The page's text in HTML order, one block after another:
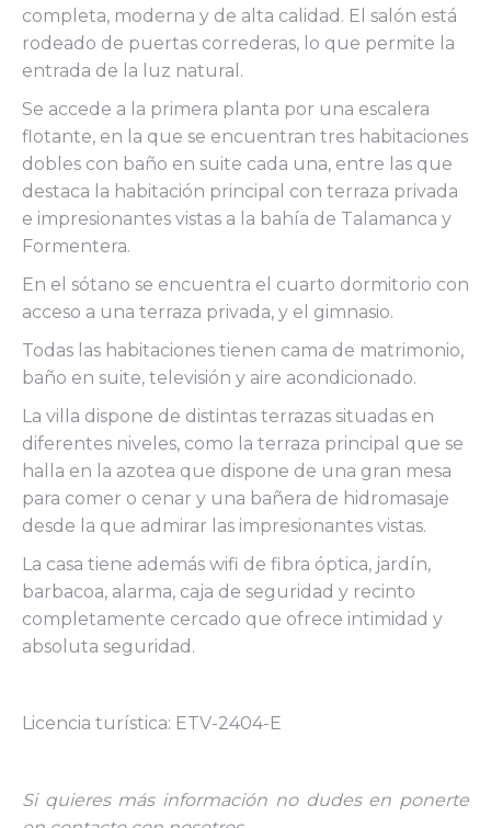
completa, moderna y de alta calidad. El salón está
rodeado de puertas correderas, lo que permite la
entrada de la luz natural.
Se accede a la primera planta por una escalera
flotante, en la que se encuentran tres habitaciones
dobles con baño en suite cada una, entre las que
destaca la habitación principal con terraza privada
e impresionantes vistas a la bahía de Talamanca y
Formentera.
En el sótano se encuentra el cuarto dormitorio con
acceso a una terraza privada, y el gimnasio.
Todas las habitaciones tienen cama de matrimonio,
baño en suite, televisión y aire acondicionado.
La villa dispone de distintas terrazas situadas en
diferentes niveles, como la terraza principal que se
halla en la azotea que dispone de una gran mesa
para comer o cenar y una bañera de hidromasaje
desde la que admirar las impresionantes vistas.
La casa tiene además wifi de fibra óptica, jardín,
barbacoa, alarma, caja de seguridad y recinto
completamente cercado que ofrece intimidad y
absoluta seguridad.
Licencia turística: ETV-2404-E
Si quieres más información no dudes en ponerte